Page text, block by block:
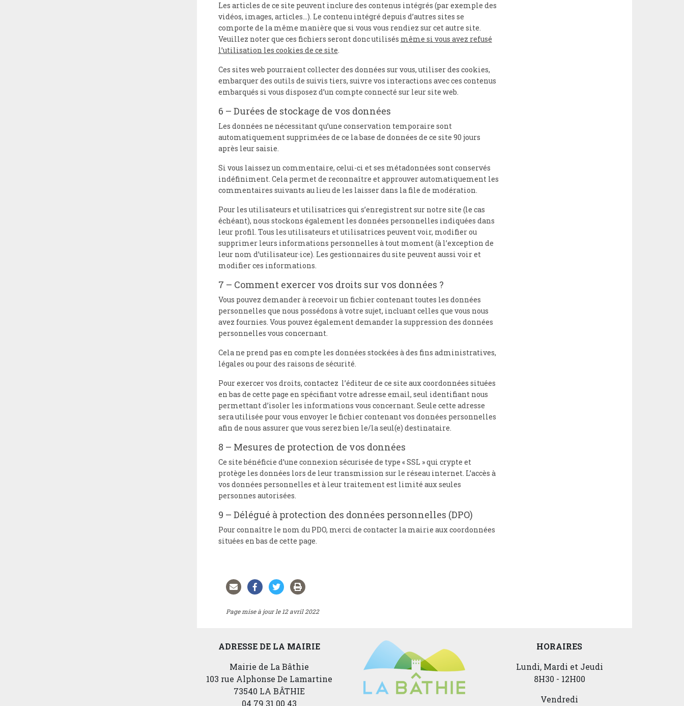
Les articles de ce site peuvent inclure des contenus intégrés (par exemple des
vidéos, images, articles…). Le contenu intégré depuis d’autres sites se
comporte de la même manière que si vous vous rendiez sur cet autre site.
Veuillez noter que ces fichiers seront donc utilisés même si vous avez refusé
l’utilisation les cookies de ce site.
Ces sites web pourraient collecter des données sur vous, utiliser des cookies,
embarquer des outils de suivis tiers, suivre vos interactions avec ces contenus
embarqués si vous disposez d’un compte connecté sur leur site web.
6 – Durées de stockage de vos données
Les données ne nécessitant qu’une conservation temporaire sont
automatiquement supprimées de ce la base de données de ce site 90 jours
après leur saisie.
Si vous laissez un commentaire, celui-ci et ses métadonnées sont conservés
indéfiniment. Cela permet de reconnaître et approuver automatiquement les
commentaires suivants au lieu de les laisser dans la file de modération.
Pour les utilisateurs et utilisatrices qui s’enregistrent sur notre site (le cas
échéant), nous stockons également les données personnelles indiquées dans
leur profil. Tous les utilisateurs et utilisatrices peuvent voir, modifier ou
supprimer leurs informations personnelles à tout moment (à l’exception de
leur nom d’utilisateur·ice). Les gestionnaires du site peuvent aussi voir et
modifier ces informations.
7 – Comment exercer vos droits sur vos données ?
Vous pouvez demander à recevoir un fichier contenant toutes les données
personnelles que nous possédons à votre sujet, incluant celles que vous nous
avez fournies. Vous pouvez également demander la suppression des données
personnelles vous concernant.
Cela ne prend pas en compte les données stockées à des fins administratives,
légales ou pour des raisons de sécurité.
Pour exercer vos droits, contactez l’éditeur de ce site aux coordonnées situées
en bas de cette page en spécifiant votre adresse email, seul identifiant nous
permettant d’isoler les informations vous concernant. Seule cette adresse
sera utilisée pour vous envoyer le fichier contenant vos données personnelles
afin de nous assurer que vous serez bien le/la seul(e) destinataire.
8 – Mesures de protection de vos données
Ce site bénéficie d’une connexion sécurisée de type « SSL » qui crypte et
protège les données lors de leur transmission sur le réseau internet. L’accès à
vos données personnelles et à leur traitement est limité aux seules
personnes autorisées.
9 – Délégué à protection des données personnelles (DPO)
Pour connaître le nom du PDO, merci de contacter la mairie aux coordonnées
situées en bas de cette page.
Page mise à jour le 12 avril 2022
ADRESSE DE LA MAIRIE
Mairie de La Bâthie
103 rue Alphonse De Lamartine
73540 LA BÂTHIE
04 79 31 00 43
HORAIRES
Lundi, Mardi et Jeudi
8H30 - 12H00
Vendredi